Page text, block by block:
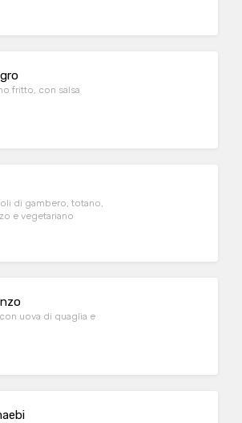
fritto, con salsa
di gambero, totano,
e vegetariano
uova di quaglia e